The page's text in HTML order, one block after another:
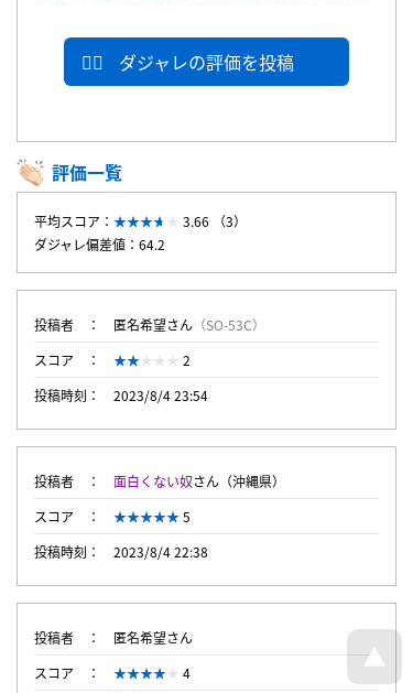
ダジャレの評価を投稿
評価一覧
平均スコア：
3.66 （3）
ダジャレ偏差値：64.2
投稿者 匿名希望さん （SO-53C）
スコア
2
投稿時刻
2023/8/4 23:54
投稿者 面白くない奴さん（沖縄県）
スコア
5
投稿時刻
2023/8/4 22:38
投稿者
匿名希望さん
スコア
4